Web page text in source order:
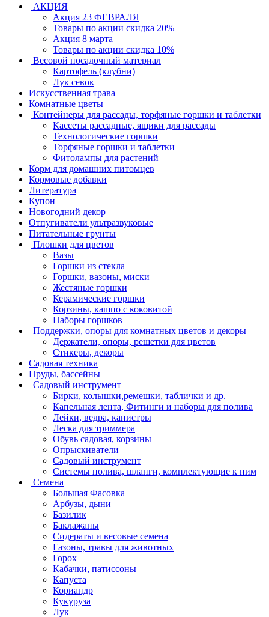
АКЦИЯ
Акция 23 ФЕВРАЛЯ
Товары по акции скидка 20%
Акция 8 марта
Товары по акции скидка 10%
Весовой посадочный материал
Картофель (клубни)
Лук севок
Искусственная трава
Комнатные цветы
Контейнеры для рассады, торфяные горшки и таблетки
Кассеты рассадные, ящики для рассады
Технологические горшки
Торфяные горшки и таблетки
Фитолампы для растений
Корм для домашних питомцев
Кормовые добавки
Литература
Купон
Новогодний декор
Отпугиватели ультразвуковые
Питательные грунты
Плошки для цветов
Вазы
Горшки из стекла
Горшки, вазоны, миски
Жестяные горшки
Керамические горшки
Корзины, кашпо с коковитой
Наборы горшков
Поддержки, опоры для комнатных цветов и декоры
Держатели, опоры, решетки для цветов
Стикеры, декоры
Садовая техника
Пруды, бассейны
Садовый инструмент
Бирки, колышки,ремешки, таблички и др.
Капельная лента, Фитинги и наборы для полива
Лейки, ведра, канистры
Леска для триммера
Обувь садовая, корзины
Опрыскиватели
Садовый инструмент
Системы полива, шланги, комплектующие к ним
Семена
Большая Фасовка
Арбузы, дыни
Базилик
Баклажаны
Сидераты и весовые семена
Газоны, травы для животных
Горох
Кабачки, патиссоны
Капуста
Кориандр
Кукуруза
Лук